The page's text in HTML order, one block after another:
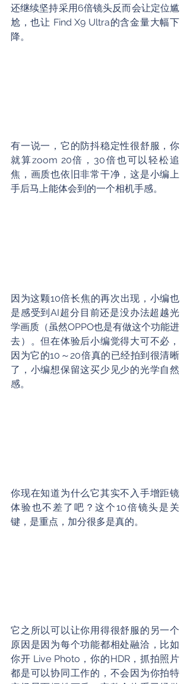
还继续坚持采用6倍镜头反而会让定位尴
尬，也让 Find X9 Ultra的含金量大幅下
降。
有一说一，它的防抖稳定性很舒服，你
就算zoom 20倍，30倍也可以轻松追
焦，画质也依旧非常干净，这是小编上
手后马上能体会到的一个相机手感。
因为这颗10倍长焦的再次出现，小编也
是感受到AI超分目前还是没办法超越光
学画质（虽然OPPO也是有做这个功能进
去）。但在体验后小编觉得大可不必，
因为它的10～20倍真的已经拍到很清晰
了，小编想保留这买少见少的光学自然
感。
你现在知道为什么它其实不入手增距镜
体验也不差了吧？这个10倍镜头是关
键，是重点，加分很多是真的。
它之所以可以让你用得很舒服的另一个
原因是因为每个功能都相处融洽，比如
你开 Live Photo，你的HDR，抓拍照片
都是可以协同工作的，不会因为你拍特